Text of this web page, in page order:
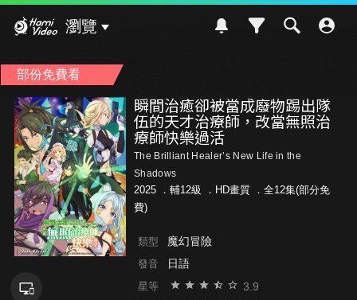
瀏覽
部份免費看
瞬間治癒卻被當成廢物踢出隊
伍的天才治療師，改當無照治
療師快樂過活
The Brilliant Healer’s New Life in the
Shadows
2025 ． 輔12級
．HD畫質 ．全12集(部分免
費)
類型 魔幻冒險
發音 日語
星等 3.9